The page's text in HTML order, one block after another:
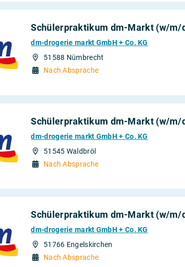
Schülerpraktikum dm-Markt (w/m/
dm-drogerie markt GmbH + Co. KG
51588 Nümbrecht
Nach Absprache
Schülerpraktikum dm-Markt (w/m/
dm-drogerie markt GmbH + Co. KG
51545 Waldbröl
Nach Absprache
Schülerpraktikum dm-Markt (w/m/
dm-drogerie markt GmbH + Co. KG
51766 Engelskirchen
Nach Absprache